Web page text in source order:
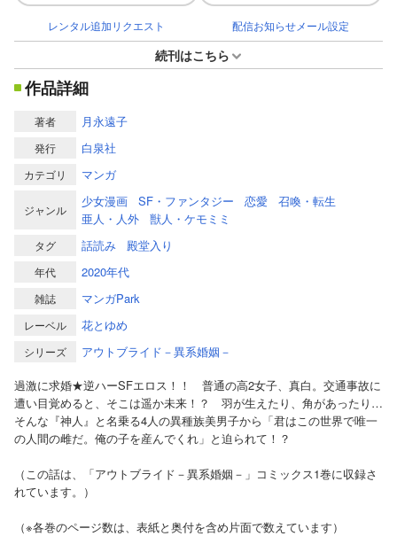
レンタル追加リクエスト 配信お知らせメール設定
続刊はこちら
作品詳細
著者 月永遠子
発行 白泉社
カテゴリ マンガ
ジャンル
少女漫画 SF・ファンタジー 恋愛
召喚・転生
亜人・人外
獣人・ケモミミ
タグ 話読み 殿堂入り
年代 2020年代
雑誌 マンガPark
レーベル 花とゆめ
シリーズ
アウトブライド－異系婚姻－
過激に求婚★逆ハーSFエロス！！ 普通の高2女子、真白。交通事故に
遭い目覚めると、そこは遥か未来！？ 羽が生えたり、角があったり…
そんな『神人』と名乗る4人の異種族美男子から「君はこの世界で唯一
の人間の雌だ。俺の子を産んでくれ」と迫られて！？
（この話は、「アウトブライド－異系婚姻－」コミックス1巻に収録さ
れています。）
（※各巻のページ数は、表紙と奥付を含め片面で数えています）